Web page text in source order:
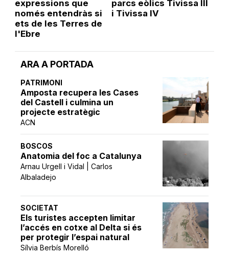
ARA A PORTADA
PATRIMONI
Amposta recupera les Cases
del Castell i culmina un
projecte estratègic
ACN
BOSCOS
Anatomia del foc a Catalunya
Arnau Urgell i Vidal | Carlos
Albaladejo
SOCIETAT
Els turistes accepten limitar
l’accés en cotxe al Delta si és
per protegir l’espai natural
Sílvia Berbís Morelló
expressions que
només entendràs si
ets de les Terres de
l'Ebre
parcs eòlics Tivissa III
i Tivissa IV